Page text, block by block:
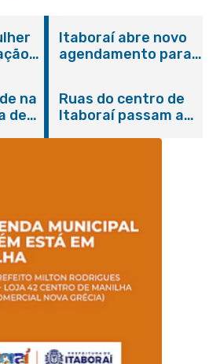
e
Itaboraí abre novo
agendamento para
na
de
Ruas do centro de
Itaboraí passam a